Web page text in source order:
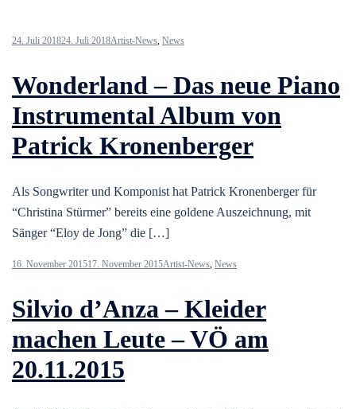
24. Juli 201824. Juli 2018Artist-News, News
Wonderland – Das neue Piano
Instrumental Album von
Patrick Kronenberger
Als Songwriter und Komponist hat Patrick Kronenberger für
“Christina Stürmer” bereits eine goldene Auszeichnung, mit
Sänger “Eloy de Jong” die […]
16. November 201517. November 2015Artist-News, News
Silvio d’Anza – Kleider
machen Leute – VÖ am
20.11.2015